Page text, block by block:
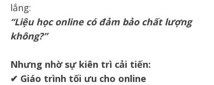
lắng:
“Liệu học online có đảm bảo chất lượng
không?”
Nhưng nhờ sự kiên trì cải tiến:
✔ Giáo trình tối ưu cho online